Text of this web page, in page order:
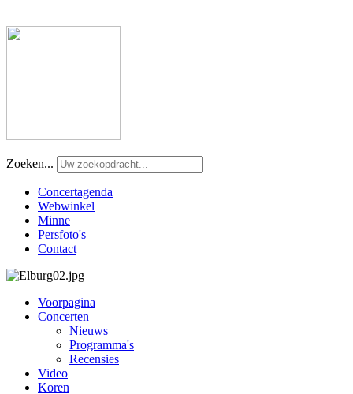
Zoeken...
Concertagenda
Webwinkel
Minne
Persfoto's
Contact
Voorpagina
Concerten
Nieuws
Programma's
Recensies
Video
Koren